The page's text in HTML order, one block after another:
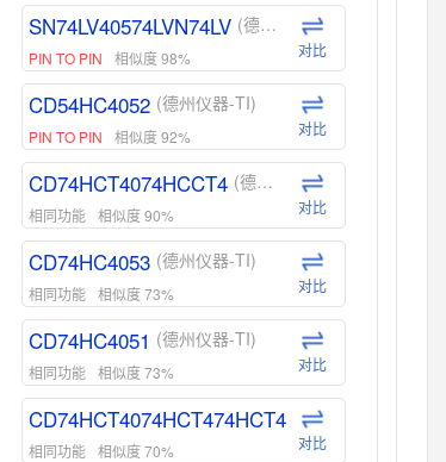
SN74LV40574LVN74LV (德州仪器-TI)
PIN TO PIN 相似度 98% 对比
CD54HC4052 (德州仪器-TI)
PIN TO PIN 相似度 92% 对比
CD74HCT4074HCCT4 (德州仪器-TI)
相同功能 相似度 90% 对比
CD74HC4053 (德州仪器-TI)
相同功能 相似度 73% 对比
CD74HC4051 (德州仪器-TI)
相同功能 相似度 73% 对比
CD74HCT4074HCT474HCT4 (德州仪器-TI)
相同功能 相似度 70% 对比